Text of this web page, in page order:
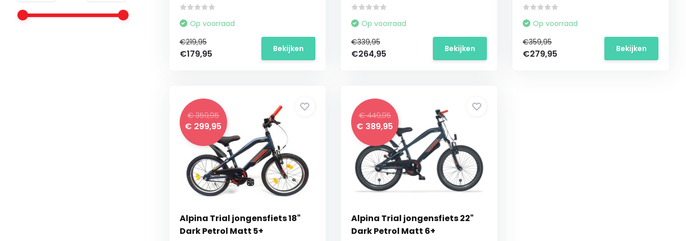
Op voorraad
€219,95
€179,95 Bekijken
Op voorraad
€339,95
€264,95 Bekijken
Op voorraad
€359,95
€279,95 Bekijken
€ 359,95
€ 299,95
Alpina Trial jongensfiets 18"
Dark Petrol Matt 5+
€ 449,95
€ 389,95
Alpina Trial jongensfiets 22"
Dark Petrol Matt 6+